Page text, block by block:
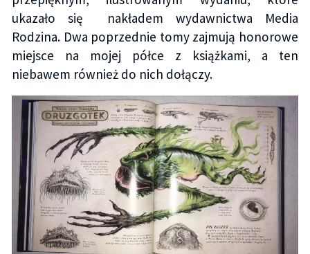
ukazało się nakładem wydawnictwa Media
Rodzina. Dwa poprzednie tomy zajmują honorowe
miejsce na mojej półce z książkami, a ten
niebawem również do nich dołączy.